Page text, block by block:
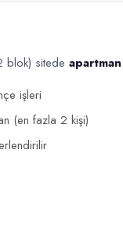
görevlisi .
sitede
işleri
(en fazla 2 kişi)